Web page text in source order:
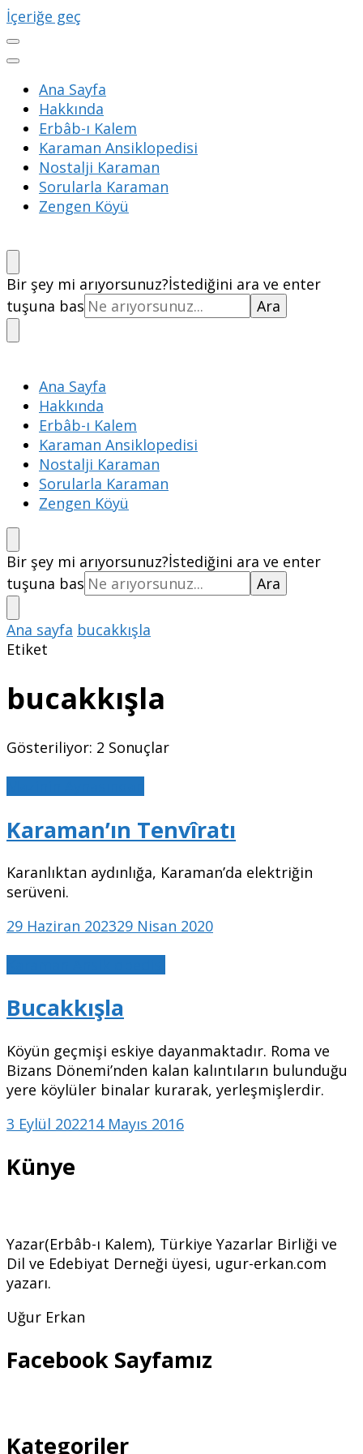
İçeriğe geç
Ana Sayfa
Hakkında
Erbâb-ı Kalem
Karaman Ansiklopedisi
Nostalji Karaman
Sorularla Karaman
Zengen Köyü
Bir şey mi arıyorsunuz?İstediğini ara ve enter
tuşuna bas
Ana Sayfa
Hakkında
Erbâb-ı Kalem
Karaman Ansiklopedisi
Nostalji Karaman
Sorularla Karaman
Zengen Köyü
Bir şey mi arıyorsunuz?İstediğini ara ve enter
tuşuna bas
Ana sayfa bucakkışla
Etiket
bucakkışla
Gösteriliyor: 2 Sonuçlar
Karaman’ın Tenvîratı
Karanlıktan aydınlığa, Karaman’da elektriğin
serüveni.
29 Haziran 202329 Nisan 2020
Bucakkışla
Köyün geçmişi eskiye dayanmaktadır. Roma ve
Bizans Dönemi’nden kalan kalıntıların bulunduğu
yere köylüler binalar kurarak, yerleşmişlerdir.
3 Eylül 202214 Mayıs 2016
Künye
Yazar(Erbâb-ı Kalem), Türkiye Yazarlar Birliği ve
Dil ve Edebiyat Derneği üyesi, ugur-erkan.com
yazarı.
Uğur Erkan
Facebook Sayfamız
Kategoriler